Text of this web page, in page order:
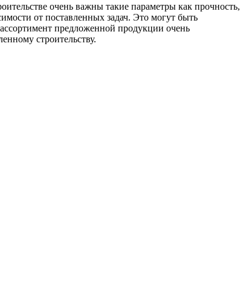
очень важны такие параметры как прочность,
от поставленных задач. Это могут быть
предложенной продукции очень
строительству.